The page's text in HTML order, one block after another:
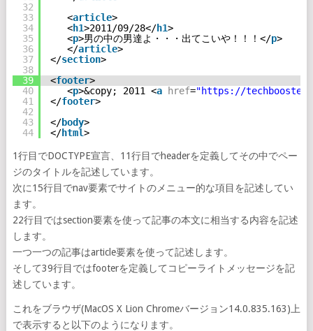
32
33
34
35
36
37
38
39
40
41
42
43
44
<article>
<h1>2011/09/28</h1>
<p>男の中の男達よ・・・出てこいや！！！</p>
</article>
</section>
<footer>
<p>&copy; 2011 <a href="https://
</footer>
</body>
</html>
1行目でDOCTYPE宣言、11行目でheaderを定義してその中でペー
ジのタイトルを記述しています。
次に15行目でnav要素でサイトのメニュー的な項目を記述してい
ます。
22行目ではsection要素を使って記事の本文に相当する内容を記述
します。
一つ一つの記事はarticle要素を使って記述します。
そして39行目ではfooterを定義してコピーライトメッセージを記
述しています。
これをブラウザ(MacOS X Lion Chromeバージョン14.0.835.163)上
で表示すると以下のようになります。